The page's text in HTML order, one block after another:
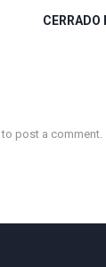
CERRADO
to post a comment.